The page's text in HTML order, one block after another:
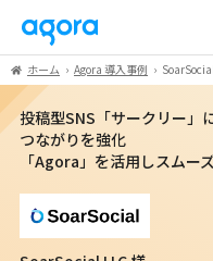
ホーム Agora 導入事例
投稿型SNS「サークリー」
つながりを強化
「Agora」を活用しスムー